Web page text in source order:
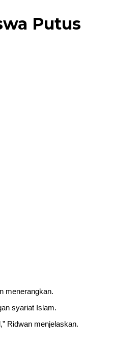
Putus
menerangkan.
syariat Islam.
Ridwan menjelaskan.